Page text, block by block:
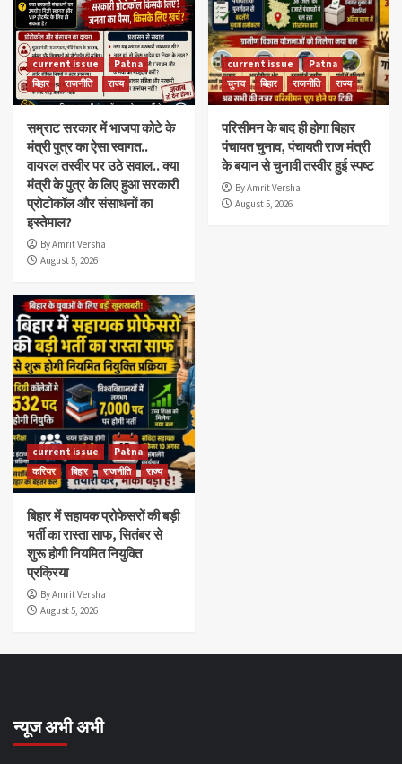
current issue
Patna
बिहार
राजनीति राज्य
सम्राट सरकार में भाजपा कोटे के
मंत्री पुत्र का ऐसा स्वागत..
वायरल तस्वीर पर उठे सवाल.. क्या
मंत्री के पुत्र के लिए हुआ सरकारी
प्रोटोकॉल और संसाधनों का
इस्तेमाल?
By Amrit Versha
August 5, 2026
current issue
Patna
चुनाव
बिहार राजनीति राज्य
परिसीमन के बाद ही होगा बिहार
पंचायत चुनाव, पंचायती राज मंत्री
के बयान से चुनावी तस्वीर हुई स्पष्ट
By Amrit Versha
August 5, 2026
current issue
Patna
करियर
बिहार राजनीति राज्य
बिहार में सहायक प्रोफेसरों की बड़ी
भर्ती का रास्ता साफ, सितंबर से
शुरू होगी नियमित नियुक्ति
प्रक्रिया
By Amrit Versha
August 5, 2026
न्यूज अभी अभी